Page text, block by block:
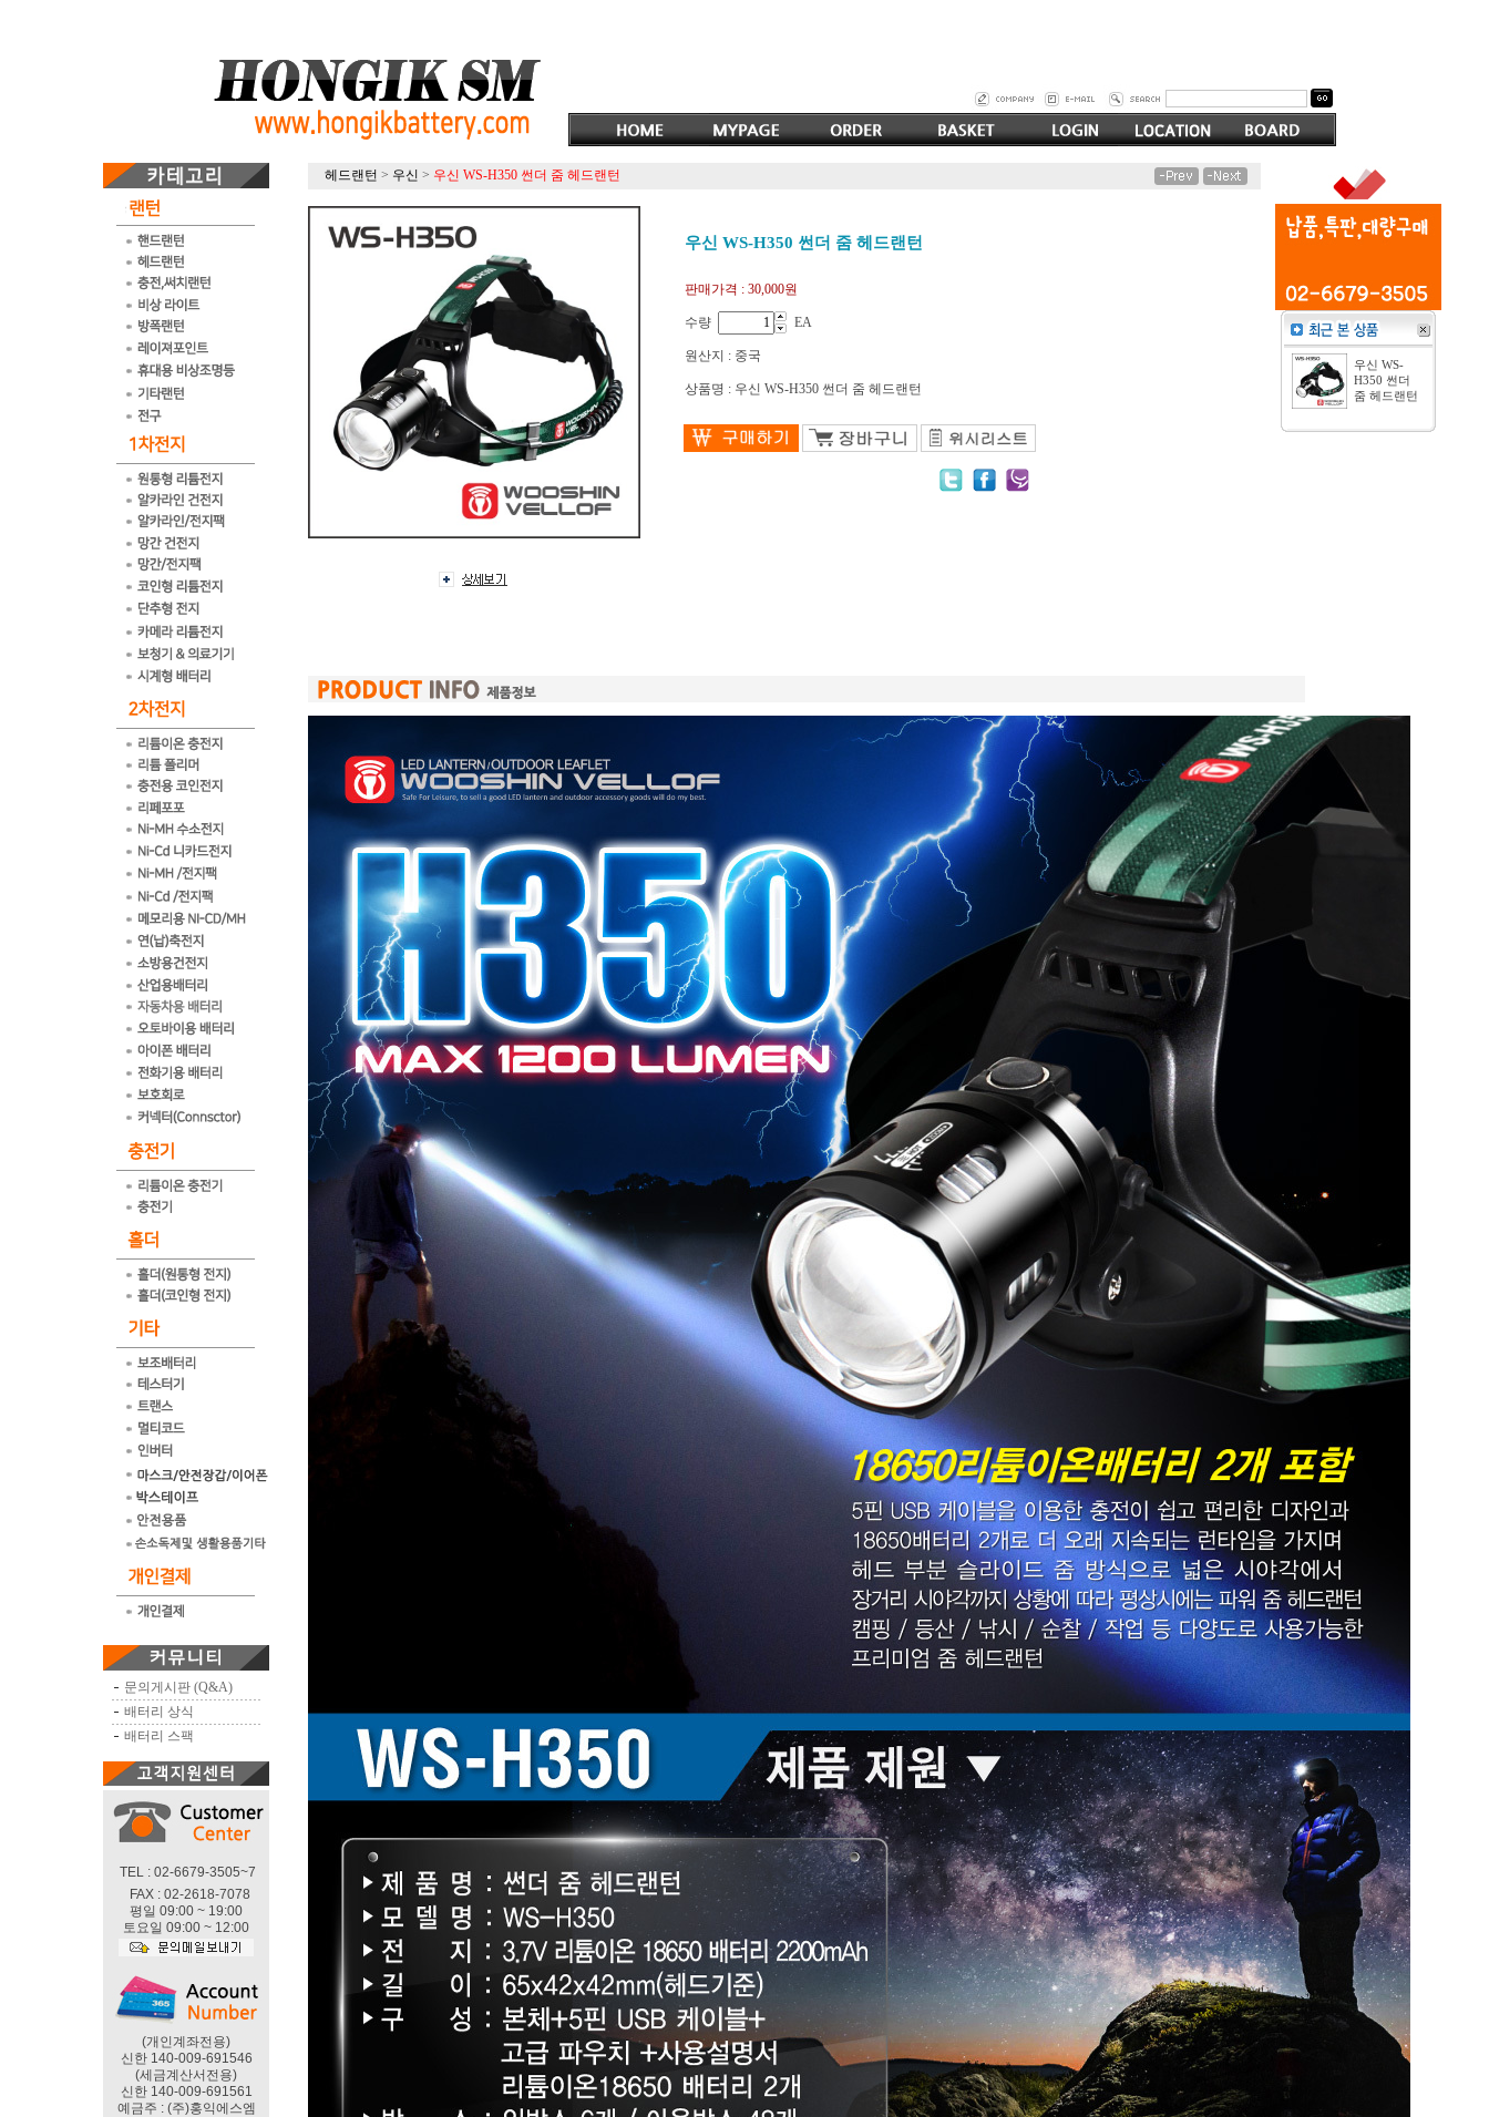
문의게시판 (Q&A)
배터리 상식
배터리 스팩
TEL : 02-6679-3505~7
FAX : 02-2618-7078
평일 09:00 ~ 19:00
토요일 09:00 ~ 12:00
(개인계좌전용)
신한 140-009-691546
(세금계산서전용)
신한 140-009-691561
예금주 : (주)홍익에스엠
헤드랜턴 > 우신 > 우신 WS-H350 썬더 줌 헤드랜턴
우신 WS-H350 썬더 줌 헤드랜턴
판매가격 : 30,000원
수량 EA
원산지 : 중국
상품명 : 우신 WS-H350 썬더 줌 헤드랜턴
우신 WS-
H350 썬더
줌 헤드랜턴